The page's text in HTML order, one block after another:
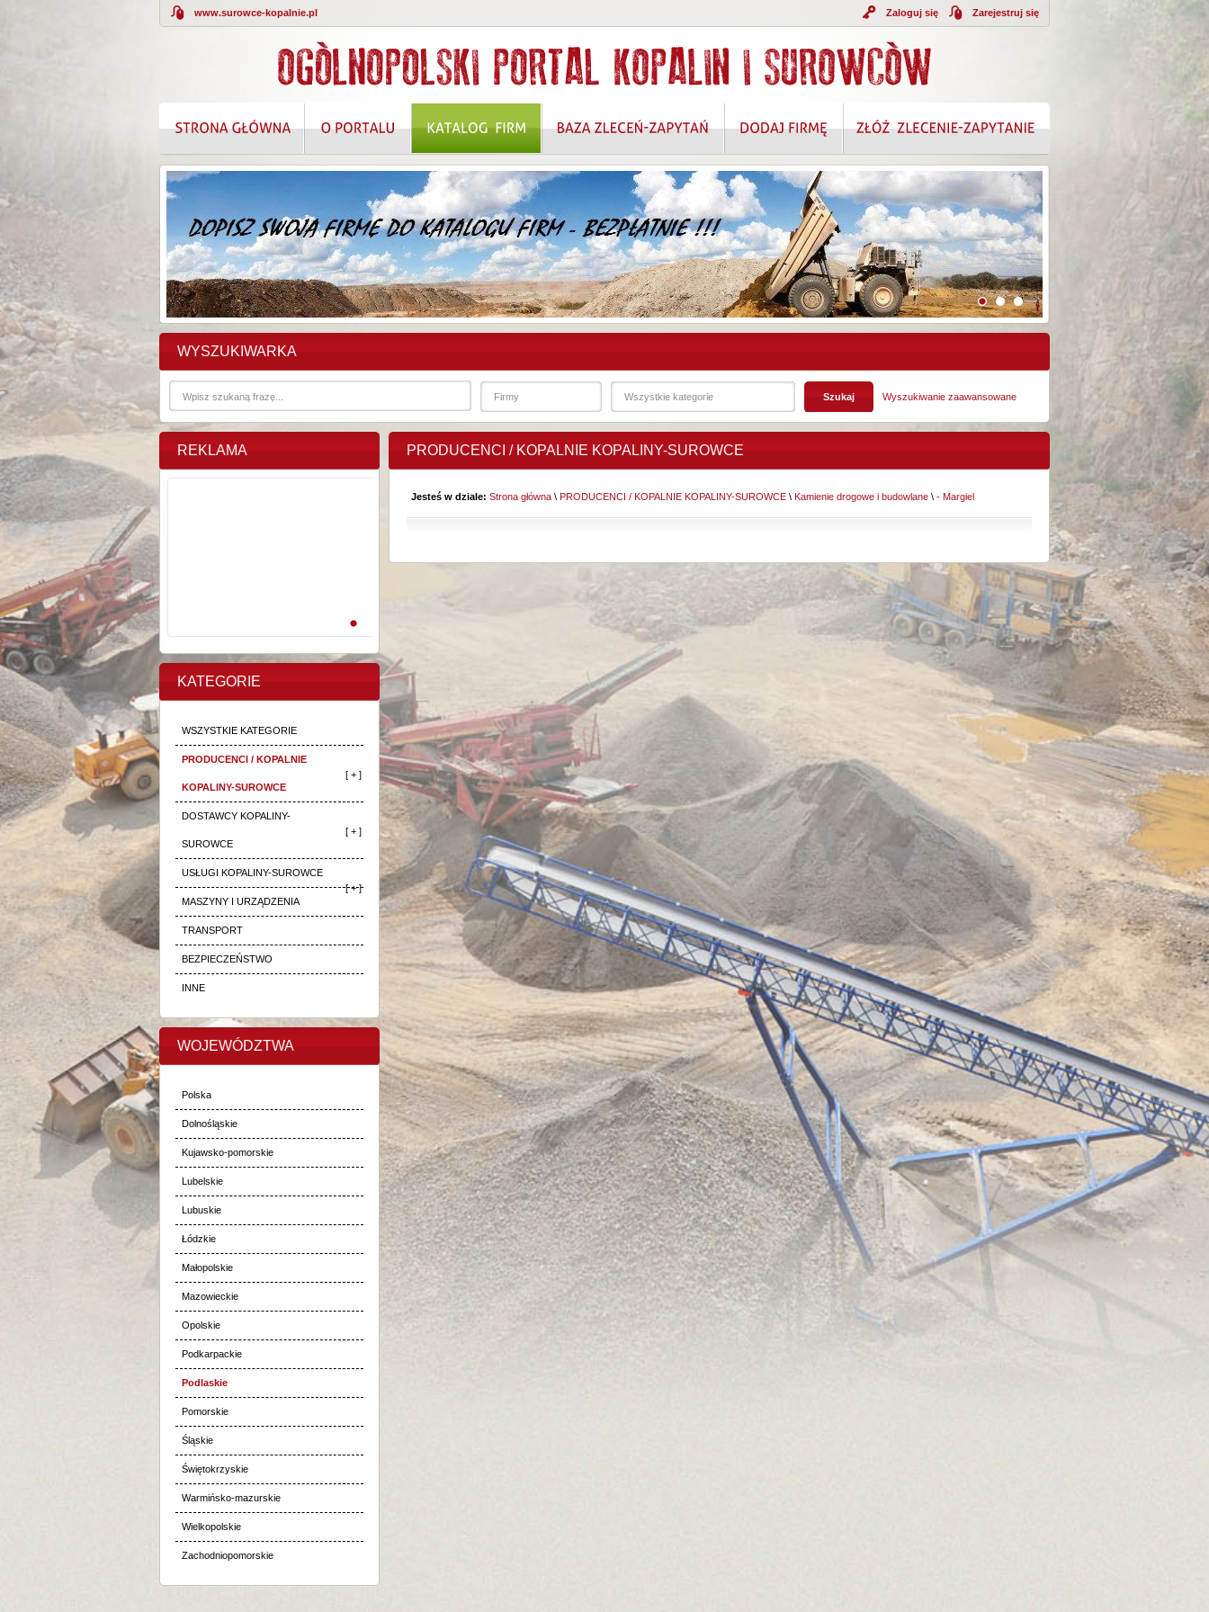
www.surowce-kopalnie.pl Zarejestruj się
Zaloguj się
WYSZUKIWARKA
Wyszukiwanie zaawansowane
REKLAMA
KATEGORIE
WSZYSTKIE KATEGORIE
PRODUCENCI / KOPALNIE
KOPALINY-SUROWCE
[ + ]
DOSTAWCY KOPALINY-
SUROWCE
[ + ]
USŁUGI KOPALINY-SUROWCE
[ + ]
MASZYNY I URZĄDZENIA
TRANSPORT
BEZPIECZEŃSTWO
INNE
WOJEWÓDZTWA
Polska
Dolnośląskie
Kujawsko-pomorskie
Lubelskie
Lubuskie
Łódzkie
Małopolskie
Mazowieckie
Opolskie
Podkarpackie
Podlaskie
Pomorskie
Śląskie
Świętokrzyskie
Warmińsko-mazurskie
Wielkopolskie
Zachodniopomorskie
PRODUCENCI / KOPALNIE KOPALINY-SUROWCE
Jesteś w dziale: Strona główna \ PRODUCENCI / KOPALNIE KOPALINY-SUROWCE \ Kamienie drogowe i budowlane \ - Margiel